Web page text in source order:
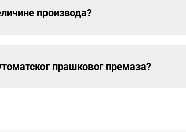
производа?
прашковог премаза?